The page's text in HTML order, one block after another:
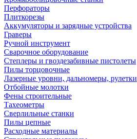
Перфораторы
Плиткорезы
Аккумуляторы и зарядные устройства
Граверы
Ручной инструмент
Сварочное оборудование
Степлеры и гвоздезабивные пистолеты
Пилы торцовочные
Лазерные уровни, дальномеры, рулетки
Отбойные молотки
Фены строительные
Тахеометры
Сверлильные станки
Пилы цепные
Расходные материалы